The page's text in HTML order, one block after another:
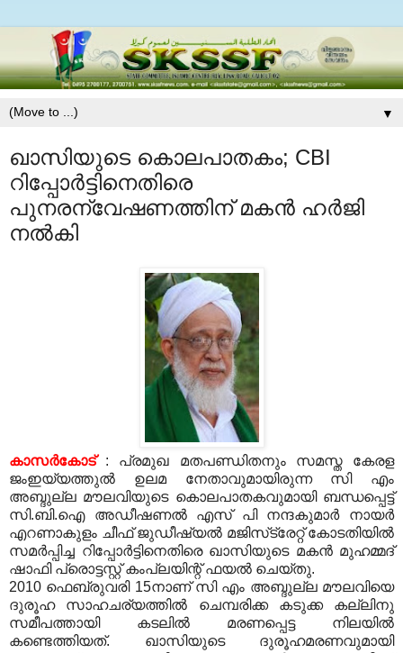
▼
ഖാസിയുടെ കൊലപാതകം; CBI
റിപ്പോര്‍ട്ടിനെതിരെ
പുനരന്വേഷണത്തിന് മകന്‍ ഹര്‍ജി
നൽകി
കാസര്‍കോട് : പ്രമുഖ മതപണ്ഡിതനും സമസ്ത കേരള
ജംഇയ്യത്തുല്‍ ഉലമ നേതാവുമായിരുന്ന സി എം
അബ്ദുല്ല മൗലവിയുടെ കൊലപാതകവുമായി ബന്ധപ്പെട്ട്
സി.ബി.ഐ അഡീഷണല്‍ എസ് പി നന്ദകുമാര്‍ നായര്‍
എറണാകുളം ചീഫ് ജുഡീഷ്യല്‍ മജിസ്‌ട്രേറ്റ് കോടതിയില്‍
സമര്‍പ്പിച്ച റിപ്പോര്‍ട്ടിനെതിരെ ഖാസിയുടെ മകന്‍ മുഹമ്മദ്
ഷാഫി പ്രൊട്ടസ്റ്റ് കംപ്ലയിന്റ് ഫയല്‍ ചെയ്തു.
2010 ഫെബ്രുവരി 15നാണ് സി എം അബ്ദുല്ല മൗലവിയെ
ദുരൂഹ സാഹചര്യത്തില്‍ ചെമ്പരിക്ക കടുക്ക കല്ലിനു
സമീപത്തായി കടലില്‍ മരണപ്പെട്ട നിലയില്‍
കണ്ടെത്തിയത്. ഖാസിയുടെ ദുരൂഹമരണവുമായി